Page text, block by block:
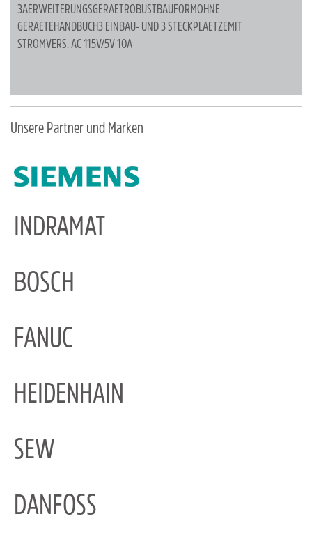
3AERWEITERUNGSGERAETROBUSTBAUFORMOHNE
GERAETEHANDBUCH3 EINBAU- UND 3 STECKPLAETZEMIT
STROMVERS. AC 115V/5V 10A
Unsere Partner und Marken
INDRAMAT
BOSCH
FANUC
HEIDENHAIN
SEW
DANFOSS